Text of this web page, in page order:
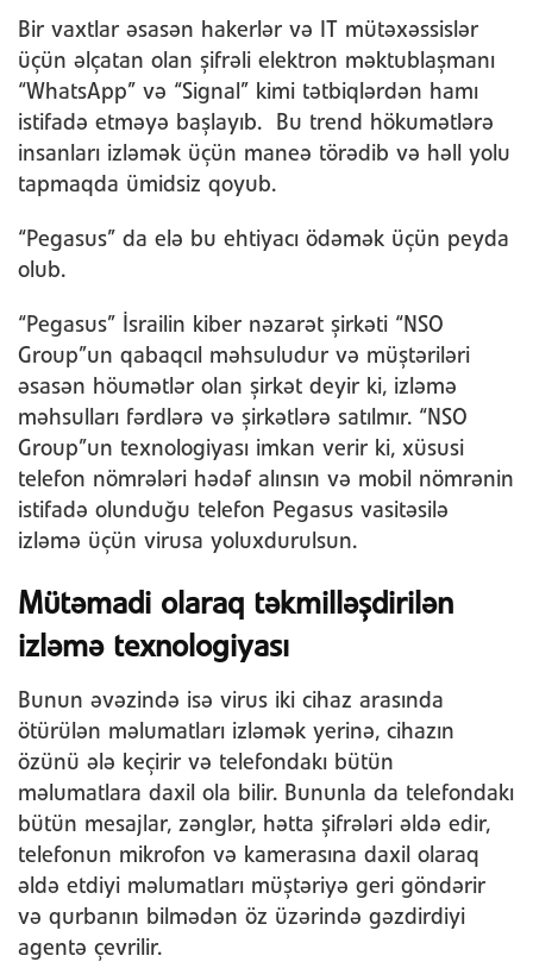
Bir vaxtlar əsasən hakerlər və IT mütəxəssislər
üçün əlçatan olan şifrəli elektron məktublaşmanı
“WhatsApp” və “Signal” kimi tətbiqlərdən hamı
istifadə etməyə başlayıb. Bu trend hökumətlərə
insanları izləmək üçün maneə törədib və həll yolu
tapmaqda ümidsiz qoyub.
“Pegasus” da elə bu ehtiyacı ödəmək üçün peyda
olub.
“Pegasus” İsrailin kiber nəzarət şirkəti “NSO
Group”un qabaqcıl məhsuludur və müştəriləri
əsasən höumətlər olan şirkət deyir ki, izləmə
məhsulları fərdlərə və şirkətlərə satılmır. “NSO
Group”un texnologiyası imkan verir ki, xüsusi
telefon nömrələri hədəf alınsın və mobil nömrənin
istifadə olunduğu telefon Pegasus vasitəsilə
izləmə üçün virusa yoluxdurulsun.
Mütəmadi olaraq təkmilləşdirilən
izləmə texnologiyası
Bunun əvəzində isə virus iki cihaz arasında
ötürülən məlumatları izləmək yerinə, cihazın
özünü ələ keçirir və telefondakı bütün
məlumatlara daxil ola bilir. Bununla da telefondakı
bütün mesajlar, zənglər, hətta şifrələri əldə edir,
telefonun mikrofon və kamerasına daxil olaraq
əldə etdiyi məlumatları müştəriyə geri göndərir
və qurbanın bilmədən öz üzərində gəzdirdiyi
agentə çevrilir.